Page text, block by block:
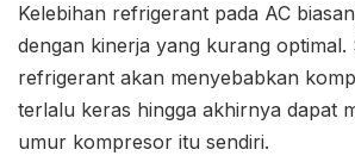
Kelebihan refrigerant pada AC
dengan kinerja yang kurang optimal.
refrigerant akan menyebabkan
terlalu keras hingga akhirnya dapat
umur kompresor itu sendiri.